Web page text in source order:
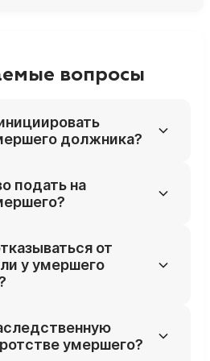
вопросы
должника?
счёт его
а не за счёт
денег не хватит,
списывается и не
подать на
(принявшие
органы.
выступают как раз
сверх стоимости
от
у умершего
наследство и при этом
рамками
умершего?